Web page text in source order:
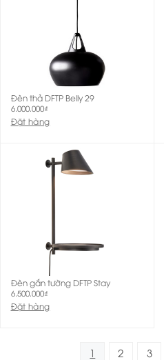
Đèn thả DFTP Belly 29
6.000.000₫
Đặt hàng
Đèn gắn tường DFTP Stay
6.500.000₫
Đặt hàng
1 2 3